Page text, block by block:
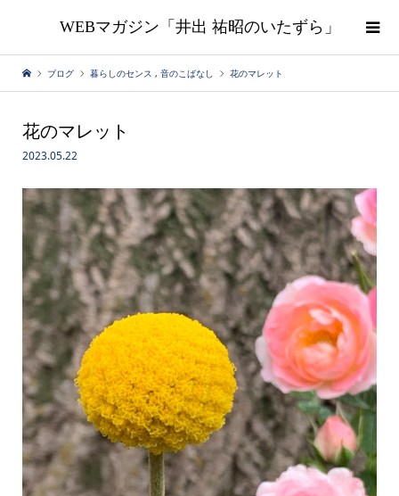
WEBマガジン「井出 祐昭のいたずら」
ブログ 暮らしのセンス , 音のこばなし 花のマレット
花のマレット
2023.05.22